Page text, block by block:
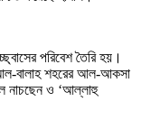
পরিবেশ তৈরি হয়।
আল-বালাহ শহরের আল-আকসা
নাচছেন ও ‘আল্লাহু